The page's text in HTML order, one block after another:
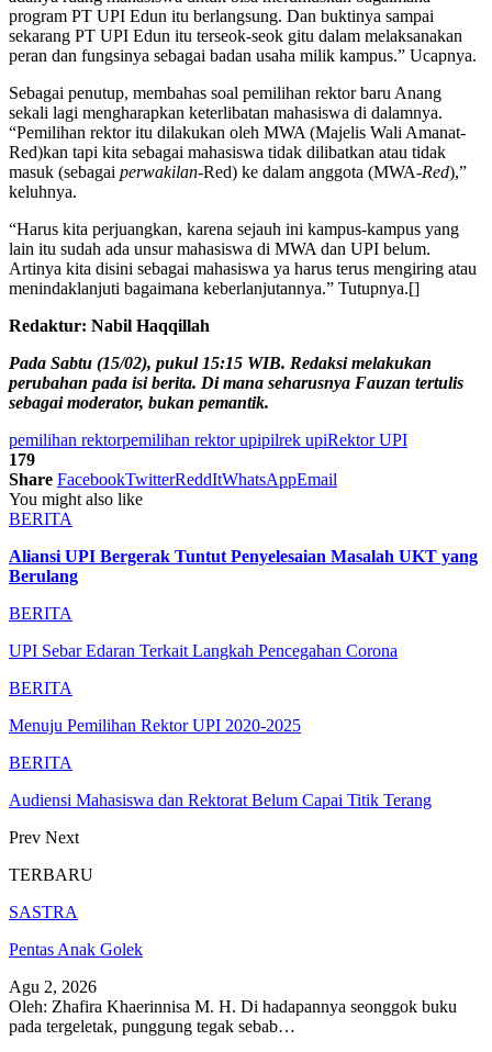
program PT UPI Edun itu berlangsung. Dan buktinya sampai
sekarang PT UPI Edun itu terseok-seok gitu dalam melaksanakan
peran dan fungsinya sebagai badan usaha milik kampus.” Ucapnya.
Sebagai penutup, membahas soal pemilihan rektor baru Anang
sekali lagi mengharapkan keterlibatan mahasiswa di dalamnya.
“Pemilihan rektor itu dilakukan oleh MWA (Majelis Wali Amanat-
Red)kan tapi kita sebagai mahasiswa tidak dilibatkan atau tidak
masuk (sebagai perwakilan-Red) ke dalam anggota (MWA-Red),”
keluhnya.
“Harus kita perjuangkan, karena sejauh ini kampus-kampus yang
lain itu sudah ada unsur mahasiswa di MWA dan UPI belum.
Artinya kita disini sebagai mahasiswa ya harus terus mengiring atau
menindaklanjuti bagaimana keberlanjutannya.” Tutupnya.[]
Redaktur: Nabil Haqqillah
Pada Sabtu (15/02), pukul 15:15 WIB. Redaksi melakukan
perubahan pada isi berita. Di mana seharusnya Fauzan tertulis
sebagai moderator, bukan pemantik.
pemilihan rektorpemilihan rektor upipilrek upiRektor UPI
179
Share FacebookTwitterReddItWhatsAppEmail
You might also like
BERITA
Aliansi UPI Bergerak Tuntut Penyelesaian Masalah UKT yang
Berulang
BERITA
UPI Sebar Edaran Terkait Langkah Pencegahan Corona
BERITA
Menuju Pemilihan Rektor UPI 2020-2025
BERITA
Audiensi Mahasiswa dan Rektorat Belum Capai Titik Terang
Prev Next
TERBARU
SASTRA
Pentas Anak Golek
Agu 2, 2026
Oleh: Zhafira Khaerinnisa M. H. Di hadapannya seonggok buku
pada tergeletak, punggung tegak sebab…